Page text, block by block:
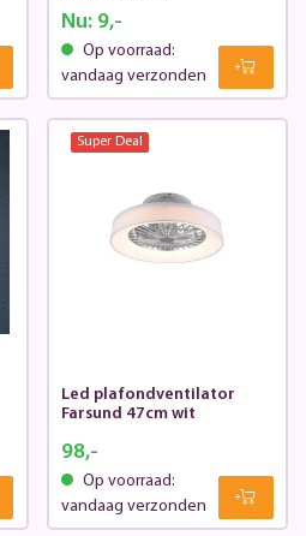
Nu: 9,-
Op voorraad:
vandaag verzonden
Super Deal
Led plafondventilator
Farsund 47cm wit
98,-
Op voorraad:
vandaag verzonden